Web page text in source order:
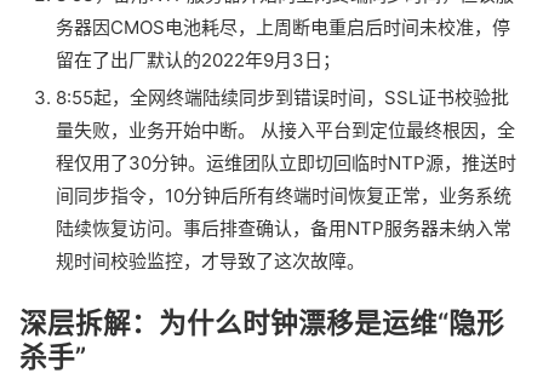
务器因CMOS电池耗尽，上周断电重启后时间未校准，停
留在了出厂默认的2022年9月3日；
8:55起，全网终端陆续同步到错误时间，SSL证书校验批
量失败，业务开始中断。 从接入平台到定位最终根因，全
程仅用了30分钟。运维团队立即切回临时NTP源，推送时
间同步指令，10分钟后所有终端时间恢复正常，业务系统
陆续恢复访问。事后排查确认，备用NTP服务器未纳入常
规时间校验监控，才导致了这次故障。
深层拆解：为什么时钟漂移是运维“隐形
杀手”